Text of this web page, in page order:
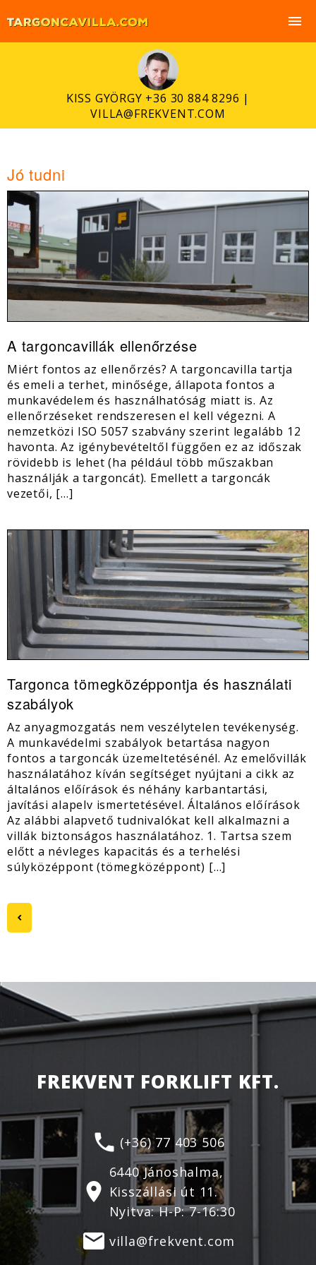
menu
KISS GYÖRGY +36 30 884 8296 |
VILLA@FREKVENT.COM
Jó tudni
A targoncavillák ellenőrzése
Miért fontos az ellenőrzés? A targoncavilla tartja
és emeli a terhet, minősége, állapota fontos a
munkavédelem és használhatóság miatt is. Az
ellenőrzéseket rendszeresen el kell végezni. A
nemzetközi ISO 5057 szabvány szerint legalább 12
havonta. Az igénybevételtől függően ez az időszak
rövidebb is lehet (ha például több műszakban
használják a targoncát). Emellett a targoncák
vezetői, […]
Targonca tömegközéppontja és használati
szabályok
Az anyagmozgatás nem veszélytelen tevékenység.
A munkavédelmi szabályok betartása nagyon
fontos a targoncák üzemeltetésénél. Az emelővillák
használatához kíván segítséget nyújtani a cikk az
általános előírások és néhány karbantartási,
javítási alapelv ismertetésével. Általános előírások
Az alábbi alapvető tudnivalókat kell alkalmazni a
villák biztonságos használatához. 1. Tartsa szem
előtt a névleges kapacitás és a terhelési
súlyközéppont (tömegközéppont) […]
keyboard_arrow_left
FREKVENT FORKLIFT KFT.
phone (+36) 77 403 506
location_on
6440 Jánoshalma,
Kisszállási út 11.
Nyitva: H-P: 7-16:30
email villa@frekvent.com